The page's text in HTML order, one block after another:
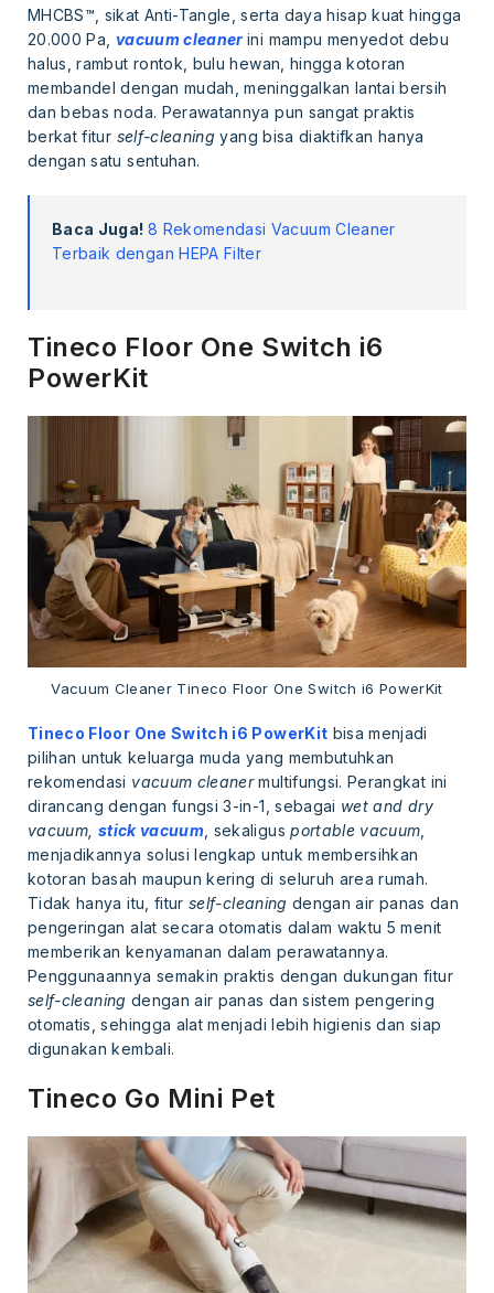
MHCBS™, sikat Anti-Tangle, serta daya hisap kuat hingga
20.000 Pa, vacuum cleaner ini mampu menyedot debu
halus, rambut rontok, bulu hewan, hingga kotoran
membandel dengan mudah, meninggalkan lantai bersih
dan bebas noda. Perawatannya pun sangat praktis
berkat fitur self-cleaning yang bisa diaktifkan hanya
dengan satu sentuhan.
Baca Juga! 8 Rekomendasi Vacuum Cleaner
Terbaik dengan HEPA Filter
Tineco Floor One Switch i6
PowerKit
Vacuum Cleaner Tineco Floor One Switch i6 PowerKit
Tineco Floor One Switch i6 PowerKit bisa menjadi
pilihan untuk keluarga muda yang membutuhkan
rekomendasi vacuum cleanermultifungsi. Perangkat ini
dirancang dengan fungsi 3-in-1, sebagai wet and dry
vacuum, stick vacuum , sekaligusportable vacuum
menjadikannya solusi lengkap untuk membersihkan
kotoran basah maupun kering di seluruh area rumah.
Tidak hanya itu, fiturself-cleaning dengan air panas dan
pengeringan alat secara otomatis dalam waktu 5 menit
memberikan kenyamanan dalam perawatannya.
Penggunaannya semakin praktis dengan dukungan fitur
self-cleaning dengan air panas dan sistem pengering
otomatis, sehingga alat menjadi lebih higienis dan siap
digunakan kembali.
Tineco Go Mini Pet